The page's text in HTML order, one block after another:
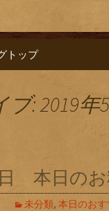
トップ
: 2019年
本日のお
未分類, 本日のおす